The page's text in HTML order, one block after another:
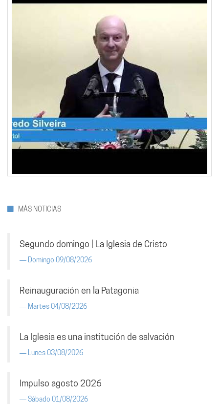
MÁS NOTICIAS
Segundo domingo | La Iglesia de Cristo
Domingo 09/08/2026
Reinauguración en la Patagonia
Martes 04/08/2026
La Iglesia es una institución de salvación
Lunes 03/08/2026
Impulso agosto 2026
Sábado 01/08/2026